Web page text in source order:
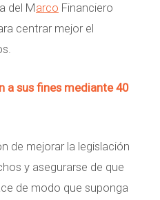
del Marco Financiero
centrar mejor el
a sus fines mediante 40
de mejorar la legislación
y asegurarse de que
de modo que suponga